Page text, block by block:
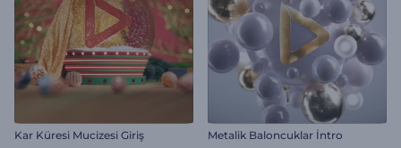
Kar Küresi Mucizesi Giriş Metalik Baloncuklar İntro